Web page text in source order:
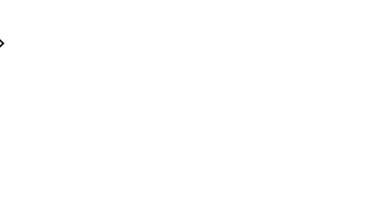
ビジネス×PwC】